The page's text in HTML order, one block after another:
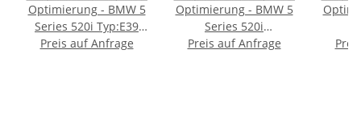
Optimierung - BMW 5
Series 520i Typ:E39
[Facelift] 170PS
Preis auf Anfrage
Optimierung - BMW 5
Series 520i
Typ:E60/E61 170PS
Preis auf Anfrage